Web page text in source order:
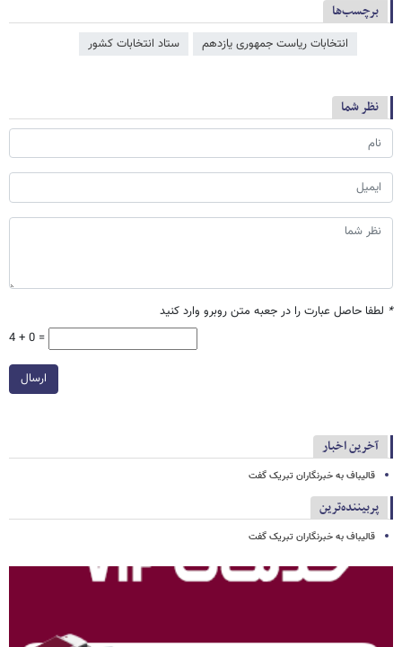
برچسب‌ها
انتخابات ریاست جمهوری یازدهم ستاد انتخابات کشور
نظر شما
* لطفا حاصل عبارت را در جعبه متن روبرو وارد کنید
4 + 0 =
ارسال
آخرین اخبار
قالیباف به خبرنگاران تبریک گفت
پربیننده‌ترین
قالیباف به خبرنگاران تبریک گفت